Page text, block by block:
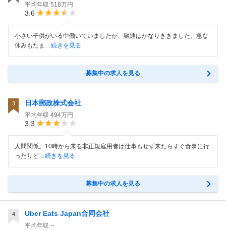
平均年収 518万円
3.6
小さい子供がいる中働いていましたが、融通はかなりききました。急な
休みもたま …続きを見る
募集中の求人を見る
3 日本郵政株式会社
平均年収 494万円
3.3
人間関係。10時から来る非正規雇用者は仕事もせず来たらすぐ食事に行
ったりど…続きを見る
募集中の求人を見る
4 Uber Eats Japan合同会社
平均年収 --